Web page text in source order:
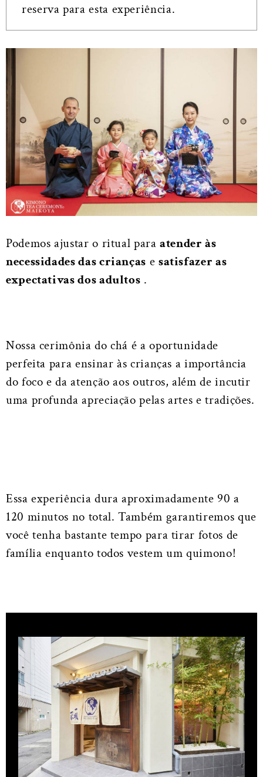
reserva para esta experiência.
Podemos ajustar o ritual paraatender às
necessidades das crianças e satisfazer as
expectativas dos adultos .
Nossa cerimônia do chá é a oportunidade
perfeita para ensinar às crianças a importância
do foco e da atenção aos outros, além de incutir
uma profunda apreciação pelas artes e tradições.
Essa experiência dura aproximadamente 90 a
120 minutos no total. Também garantiremos que
você tenha bastante tempo para tirar fotos de
família enquanto todos vestem um quimono!